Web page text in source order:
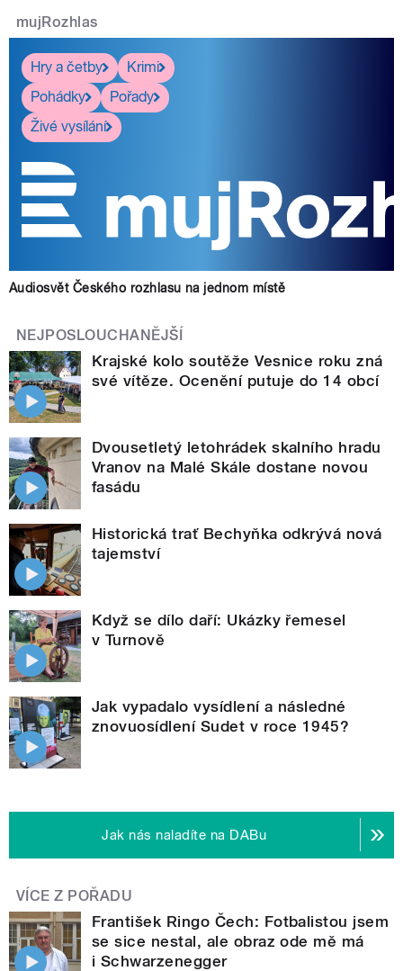
mujRozhlas
Hry a četby
Krimi
Pohádky
Pořady
Živé vysílání
Audiosvět Českého rozhlasu na jednom místě
NEJPOSLOUCHANĚJŠÍ
Krajské kolo soutěže Vesnice roku zná
své vítěze. Ocenění putuje do 14 obcí
Dvousetletý letohrádek skalního hradu
Vranov na Malé Skále dostane novou
fasádu
Historická trať Bechyňka odkrývá nová
tajemství
Když se dílo daří: Ukázky řemesel
v Turnově
Jak vypadalo vysídlení a následné
znovuosídlení Sudet v roce 1945?
Jak nás naladíte na DABu
VÍCE Z POŘADU
František Ringo Čech: Fotbalistou jsem
se sice nestal, ale obraz ode mě má
i Schwarzenegger